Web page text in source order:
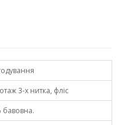
3-х нитка, фліс
бавовна.